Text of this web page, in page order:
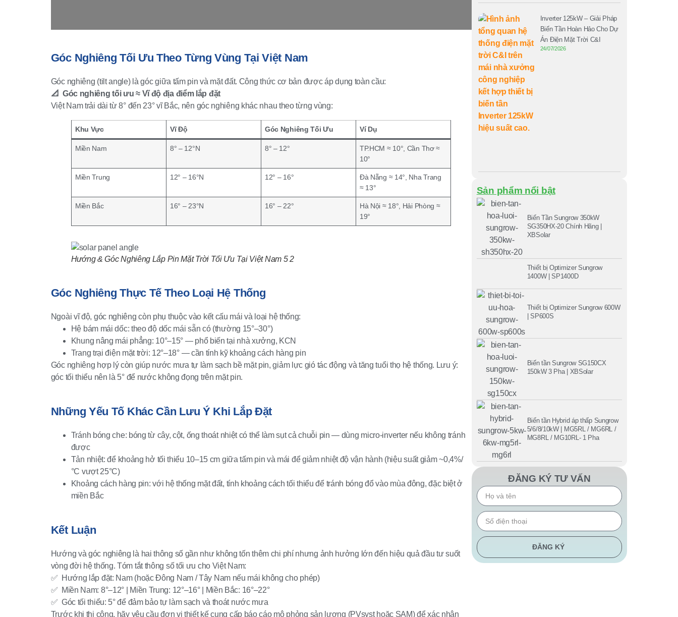
Góc Nghiêng Tối Ưu Theo Từng Vùng Tại Việt Nam
Góc nghiêng (tilt angle) là góc giữa tấm pin và mặt đất. Công thức cơ bản được áp dụng toàn cầu:
📐 Góc nghiêng tối ưu ≈ Vĩ độ địa điểm lắp đặt
Việt Nam trải dài từ 8° đến 23° vĩ Bắc, nên góc nghiêng khác nhau theo từng vùng:
Khu Vực Vĩ Độ Góc Nghiêng Tối Ưu Ví Dụ
Miền Nam 8° – 12°N 8° – 12°
TP.HCM ≈ 10°, Cần Thơ ≈
10°
Miền Trung 12° – 16°N 12° – 16°
Đà Nẵng ≈ 14°, Nha Trang
≈ 13°
Miền Bắc 16° – 23°N 16° – 22°
Hà Nội ≈ 18°, Hải Phòng ≈
19°
Hướng & Góc Nghiêng Lắp Pin Mặt Trời Tối Ưu Tại Việt Nam 5 2
Góc Nghiêng Thực Tế Theo Loại Hệ Thống
Ngoài vĩ độ, góc nghiêng còn phụ thuộc vào kết cấu mái và loại hệ thống:
Hệ bám mái dốc: theo độ dốc mái sẵn có (thường 15°–30°)
Khung nâng mái phẳng: 10°–15° — phổ biến tại nhà xưởng, KCN
Trang trại điện mặt trời: 12°–18° — cần tính kỹ khoảng cách hàng pin
Góc nghiêng hợp lý còn giúp nước mưa tự làm sạch bề mặt pin, giảm lực gió tác động và tăng tuổi thọ hệ thống. Lưu ý:
góc tối thiểu nên là 5° để nước không đọng trên mặt pin.
Những Yếu Tố Khác Cần Lưu Ý Khi Lắp Đặt
Tránh bóng che: bóng từ cây, cột, ống thoát nhiệt có thể làm sụt cả chuỗi pin — dùng micro-inverter nếu không tránh
được
Tản nhiệt: để khoảng hở tối thiểu 10–15 cm giữa tấm pin và mái để giảm nhiệt độ vận hành (hiệu suất giảm ~0,4%/
°C vượt 25°C)
Khoảng cách hàng pin: với hệ thống mặt đất, tính khoảng cách tối thiểu để tránh bóng đổ vào mùa đông, đặc biệt ở
miền Bắc
Kết Luận
Hướng và góc nghiêng là hai thông số gần như không tốn thêm chi phí nhưng ảnh hưởng lớn đến hiệu quả đầu tư suốt
vòng đời hệ thống. Tóm tắt thông số tối ưu cho Việt Nam:
✅ Hướng lắp đặt: Nam (hoặc Đông Nam / Tây Nam nếu mái không cho phép)
✅ Miền Nam: 8°–12° | Miền Trung: 12°–16° | Miền Bắc: 16°–22°
✅ Góc tối thiểu: 5° để đảm bảo tự làm sạch và thoát nước mưa
Trước khi thi công, hãy yêu cầu đơn vị thiết kế cung cấp báo cáo mô phỏng sản lượng (PVsyst hoặc SAM) để xác nhận
Inverter 125kW – Giải Pháp
Biến Tần Hoàn Hảo Cho Dự
Án Điện Mặt Trời C&I
24/07/2026
Sản phẩm nổi bật
Biến Tần Sungrow 350kW
SG350HX-20 Chính Hãng |
XBSolar
Thiết bị Optimizer Sungrow
1400W | SP1400D
Thiết bị Optimizer Sungrow 600W
| SP600S
Biến tần Sungrow SG150CX
150kW 3 Pha | XBSolar
Biến tần Hybrid áp thấp Sungrow
5/6/8/10kW | MG5RL / MG6RL /
MG8RL / MG10RL- 1 Pha
ĐĂNG KÝ TƯ VẤN
ĐĂNG KÝ